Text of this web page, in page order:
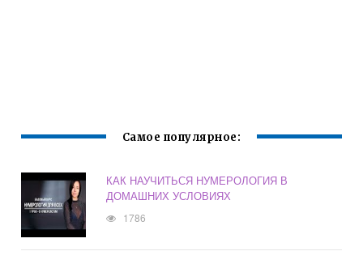
Самое популярное:
КАК НАУЧИТЬСЯ НУМЕРОЛОГИЯ В
ДОМАШНИХ УСЛОВИЯХ
1786